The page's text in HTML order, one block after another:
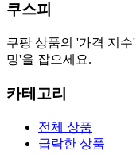
쿠스피
쿠팡 상품의 '가격 지
밍'을 잡으세요.
카테고리
전체 상품
급락한 상품